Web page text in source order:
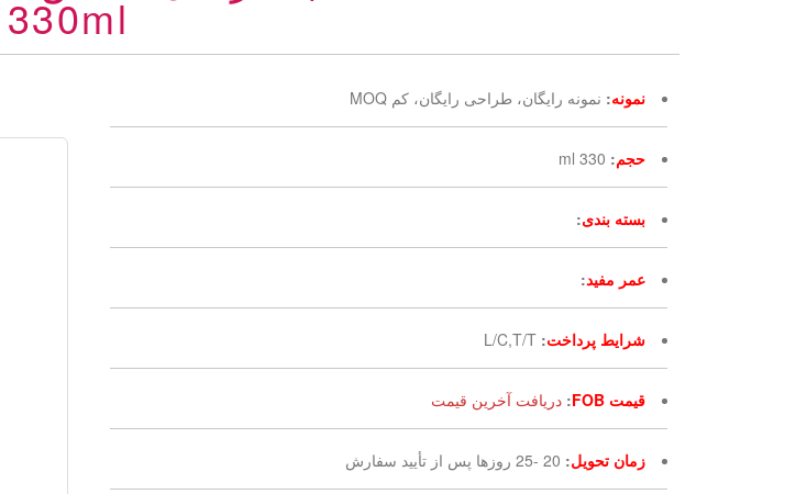
330ml
نمونه: نمونه رایگان، طراحی رایگان، کم MOQ
حجم:
330 ml
بسته بندی:
عمر مفید:
شرایط پرداخت:
L/C,T/T
قیمت FOB : دریافت آخرین قیمت
زمان تحویل: 20 -25 روزها پس از تأیید سفارش